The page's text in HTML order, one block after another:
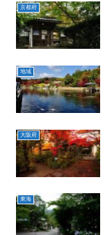
京都府
地域
大阪府
東海